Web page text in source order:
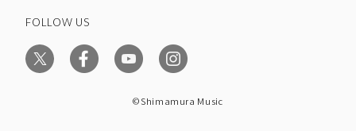
FOLLOW US
©Shimamura Music